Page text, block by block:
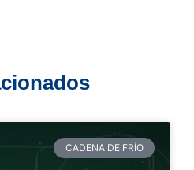
CADENA DE FRÍO